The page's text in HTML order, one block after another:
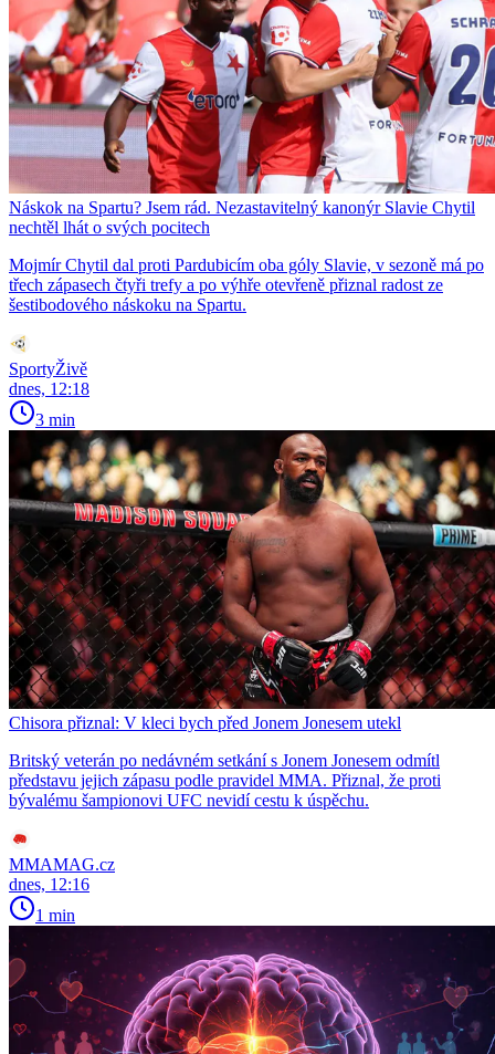
Náskok na Spartu? Jsem rád. Nezastavitelný kanonýr Slavie Chytil
nechtěl lhát o svých pocitech
Mojmír Chytil dal proti Pardubicím oba góly Slavie, v sezoně má po
třech zápasech čtyři trefy a po výhře otevřeně přiznal radost ze
šestibodového náskoku na Spartu.
SportyŽivě
dnes, 12:18
3 min
Chisora přiznal: V kleci bych před Jonem Jonesem utekl
Britský veterán po nedávném setkání s Jonem Jonesem odmítl
představu jejich zápasu podle pravidel MMA. Přiznal, že proti
bývalému šampionovi UFC nevidí cestu k úspěchu.
MMAMAG.cz
dnes, 12:16
1 min